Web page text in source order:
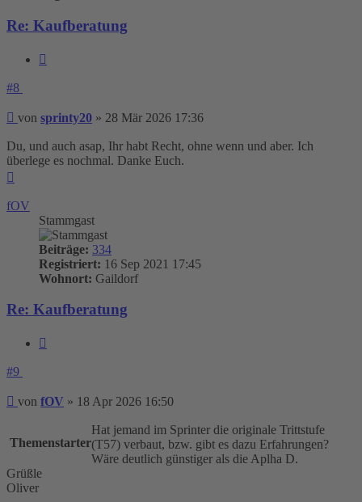
Re: Kaufberatung
#8
Beitrag
von sprinty20 » 28 Mär 2026 17:36
Du, und auch asap, Ihr habt Recht, ohne wenn und aber. Ich
überlege es nochmal. Danke Euch.
fOV
Stammgast
Beiträge: 334
Registriert: 16 Sep 2021 17:45
Wohnort: Gaildorf
Re: Kaufberatung
#9
Beitrag
von fOV » 18 Apr 2026 16:50
Themenstarter
Hat jemand im Sprinter die originale Trittstufe
(T57) verbaut, bzw. gibt es dazu Erfahrungen?
Wäre deutlich günstiger als die Aplha D.
Grüßle
Oliver